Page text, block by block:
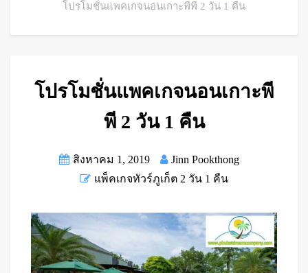
โปรโมชั่นแพคเกจนอนเกาะพีพี 2 วัน 1 คืน
โปรโมชั่นแพคเกจนอนเกาะพี
พี 2 วัน 1 คืน
สิงหาคม 1, 2019
Jinn Pookthong
แพ็คเกจทัวร์ภูเก็ต 2 วัน 1 คืน